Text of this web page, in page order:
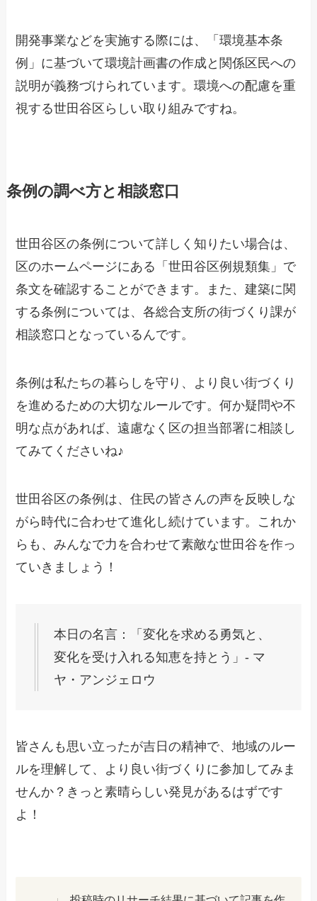
開発事業などを実施する際には、「環境基本条
例」に基づいて環境計画書の作成と関係区民への
説明が義務づけられています。環境への配慮を重
視する世田谷区らしい取り組みですね。
条例の調べ方と相談窓口
世田谷区の条例について詳しく知りたい場合は、
区のホームページにある「世田谷区例規類集」で
条文を確認することができます。また、建築に関
する条例については、各総合支所の街づくり課が
相談窓口となっているんです。
条例は私たちの暮らしを守り、より良い街づくり
を進めるための大切なルールです。何か疑問や不
明な点があれば、遠慮なく区の担当部署に相談し
てみてくださいね♪
世田谷区の条例は、住民の皆さんの声を反映しな
がら時代に合わせて進化し続けています。これか
らも、みんなで力を合わせて素敵な世田谷を作っ
ていきましょう！
本日の名言：「変化を求める勇気と、
変化を受け入れる知恵を持とう」- マ
ヤ・アンジェロウ
皆さんも思い立ったが吉日の精神で、地域のルー
ルを理解して、より良い街づくりに参加してみま
せんか？きっと素晴らしい発見があるはずです
よ！